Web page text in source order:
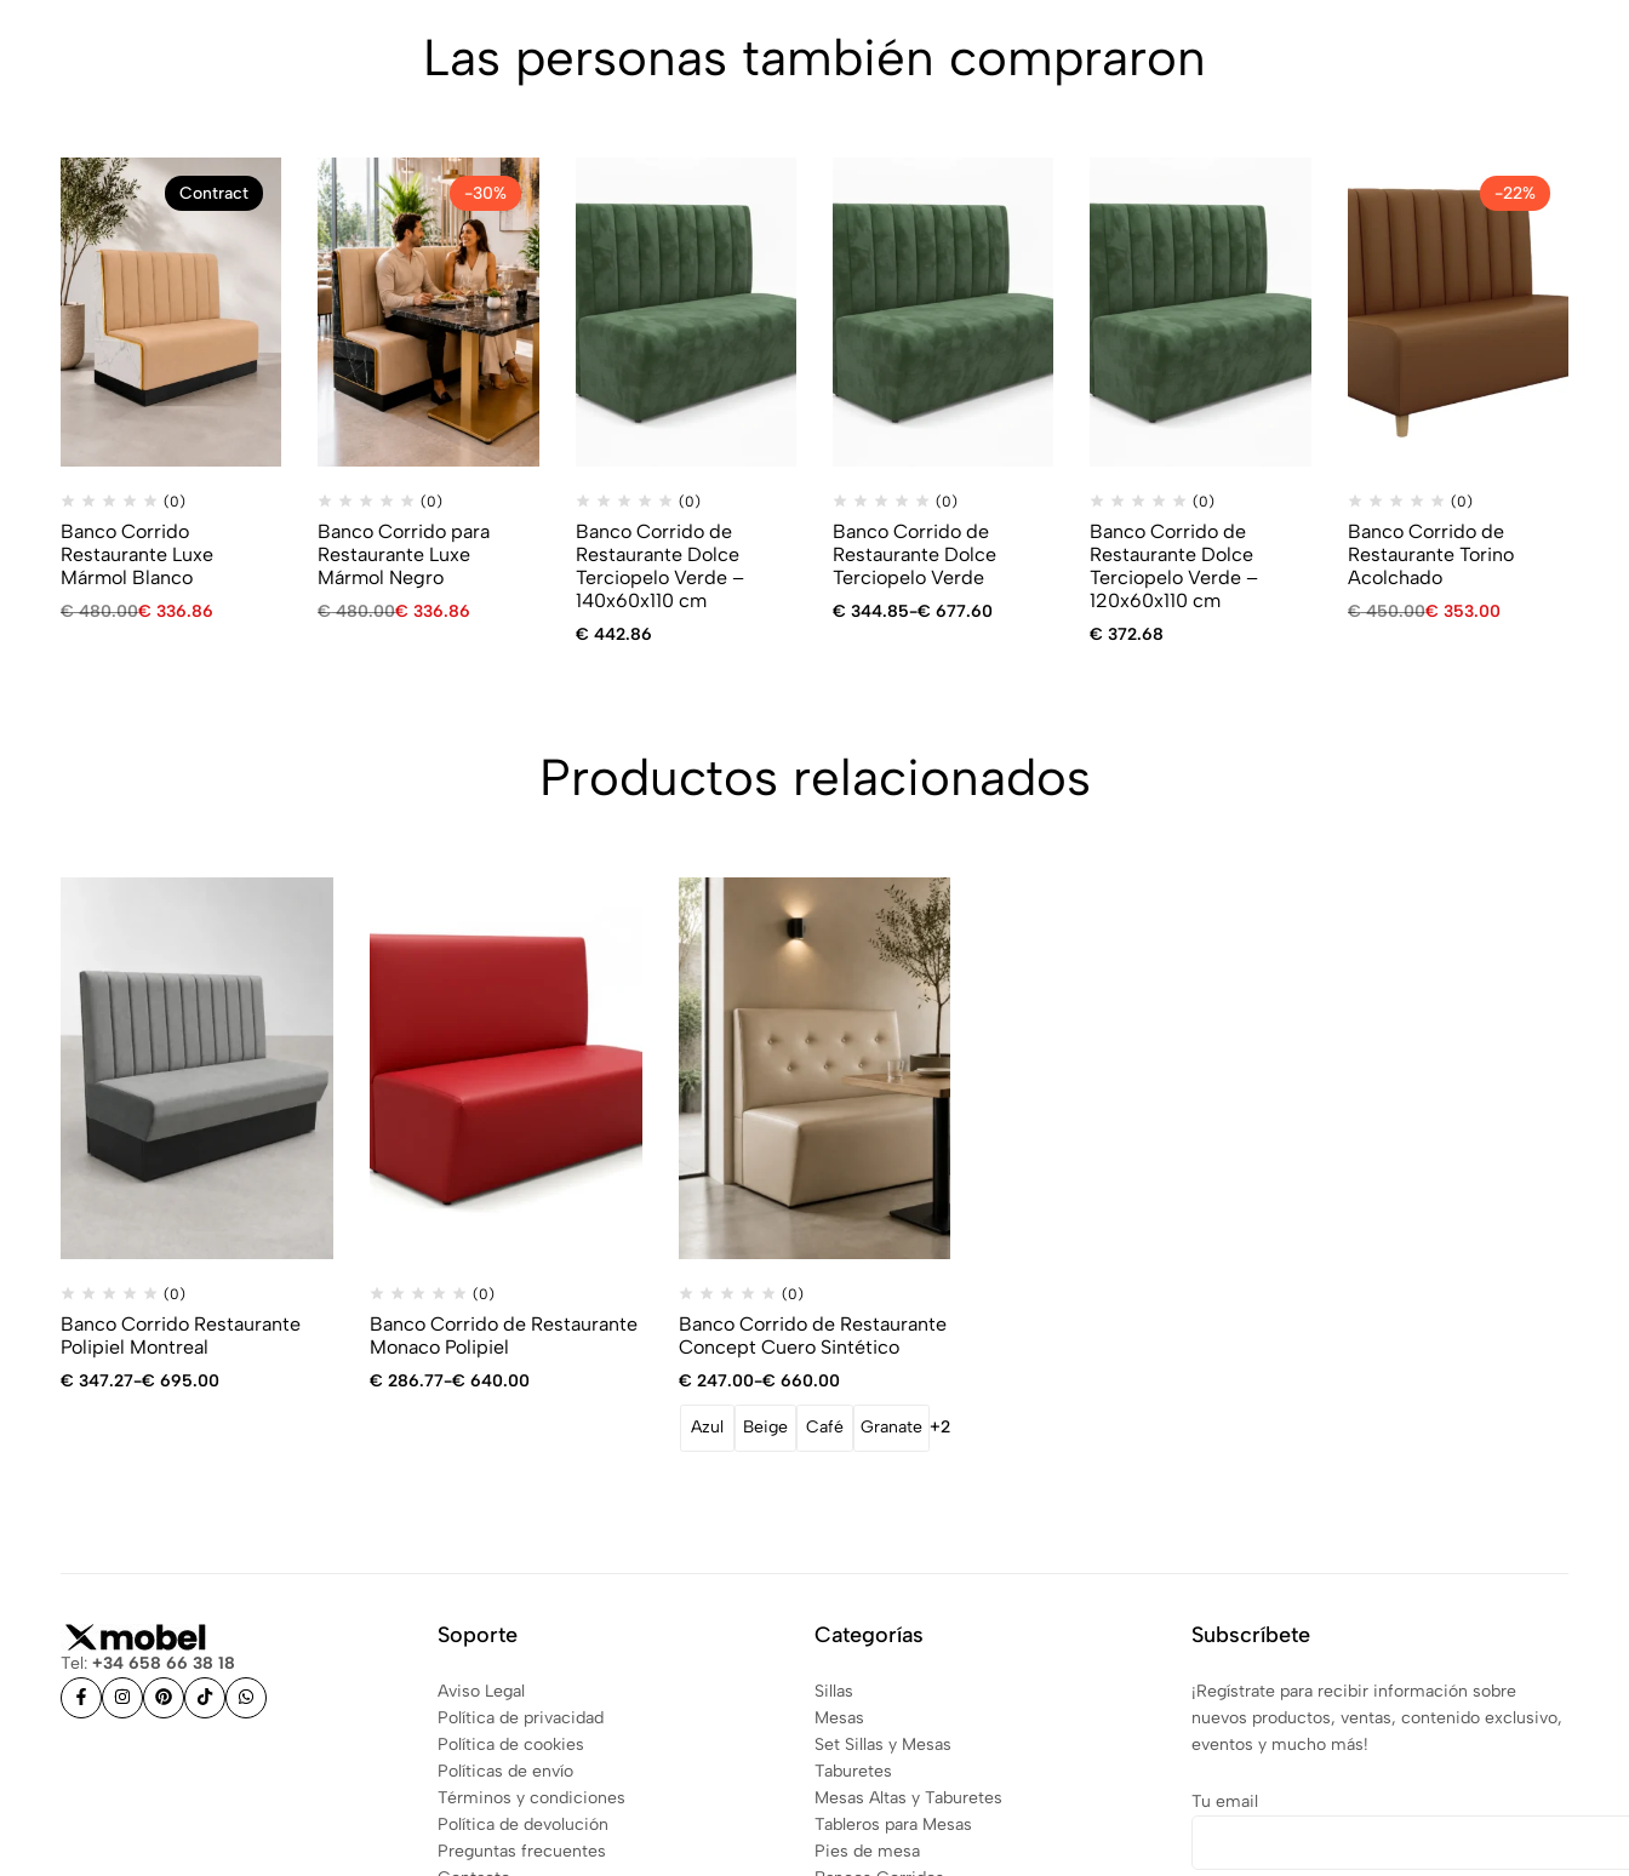
Las personas también compraron
Contract
(0)
Banco Corrido
Restaurante Luxe
Mármol Blanco
€480.00€ 336.86
-30%
(0)
Banco Corrido para
Restaurante Luxe
Mármol Negro
€480.00€ 336.86
(0)
Banco Corrido de
Restaurante Dolce
Terciopelo Verde –
140x60x110 cm
€ 442.86
(0)
Banco Corrido de
Restaurante Dolce
Terciopelo Verde
€ 344.85-€ 677.60
(0)
Banco Corrido de
Restaurante Dolce
Terciopelo Verde –
120x60x110 cm
€ 372.68
-22%
(0)
Banco Corrido de
Restaurante Torino
Acolchado
€450.00€ 353.00
Productos relacionados
(0)
Banco Corrido Restaurante
Polipiel Montreal
€ 347.27-€ 695.00
(0)
Banco Corrido de Restaurante
Monaco Polipiel
€ 286.77-€ 640.00
(0)
Banco Corrido de Restaurante
Concept Cuero Sintético
€ 247.00-€ 660.00
Azul Beige Café Granate +2
Tel: +34 658 66 38 18
Soporte
Aviso Legal
Política de privacidad
Política de cookies
Políticas de envío
Términos y condiciones
Política de devolución
Preguntas frecuentes
Categorías
Sillas
Mesas
Set Sillas y Mesas
Taburetes
Mesas Altas y Taburetes
Tableros para Mesas
Pies de mesa
Subscríbete
¡Regístrate para recibir información sobre
nuevos productos, ventas, contenido exclusivo,
eventos y mucho más!
Tu email